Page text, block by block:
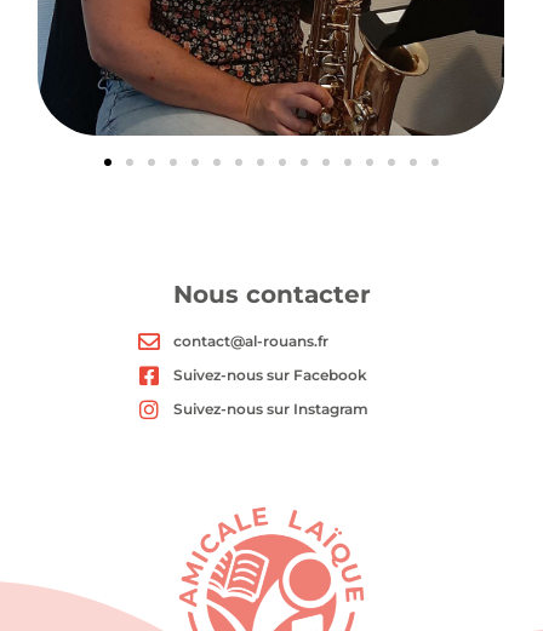
Nous contacter
contact@al-rouans.fr
Suivez-nous sur Facebook
Suivez-nous sur Instagram